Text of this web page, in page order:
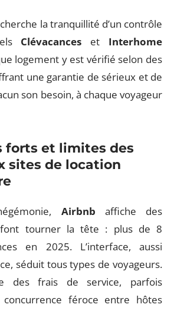
la tranquillité d’un contrôle
Clévacances et Interhome
logement y est vérifié selon des
une garantie de sérieux et de
son besoin, à chaque voyageur
forts et limites des
sites de location
Airbnb affiche des
font tourner la tête : plus de 8
en 2025. L’interface, aussi
séduit tous types de voyageurs.
des frais de service, parfois
féroce entre hôtes